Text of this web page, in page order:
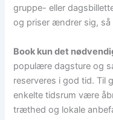
gruppe- eller
og priser ændrer sig,
Book kun det
populære dagsture og
reserveres i god tid. Til
enkelte tidsrum være
træthed og lokale